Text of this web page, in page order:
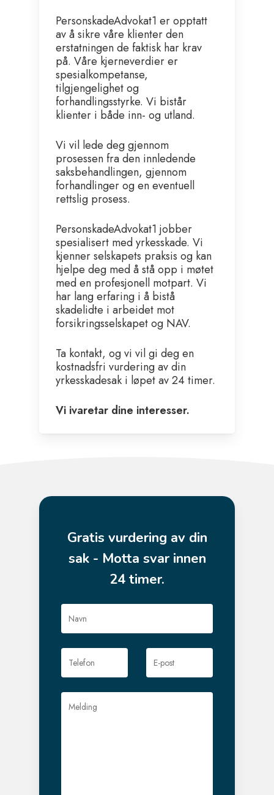
PersonskadeAdvokat1 er opptatt
av å sikre våre klienter den
erstatningen de faktisk har krav
på. Våre kjerneverdier er
spesialkompetanse,
tilgjengelighet og
forhandlingsstyrke. Vi bistår
klienter i både inn- og utland.
Vi vil lede deg gjennom
prosessen fra den innledende
saksbehandlingen, gjennom
forhandlinger og en eventuell
rettslig prosess.
PersonskadeAdvokat1 jobber
spesialisert med yrkesskade. Vi
kjenner selskapets praksis og kan
hjelpe deg med å stå opp i møtet
med en profesjonell motpart. Vi
har lang erfaring i å bistå
skadelidte i arbeidet mot
forsikringsselskapet og NAV.
Ta kontakt, og vi vil gi deg en
kostnadsfri vurdering av din
yrkesskadesak i løpet av 24 timer.
Vi ivaretar dine interesser.
Gratis vurdering av din
sak - Motta svar innen
24 timer.